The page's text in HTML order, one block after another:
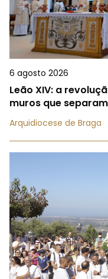
6 agosto 2026
Leão XIV: a
muros que
Arquidiocese de Braga